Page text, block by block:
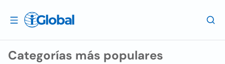
Categorías más populares